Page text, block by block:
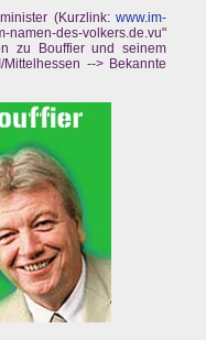
(Kurzlink: www.im-
des-volkers.de.vu"
zu Bouffier und seinem
--> Bekannte